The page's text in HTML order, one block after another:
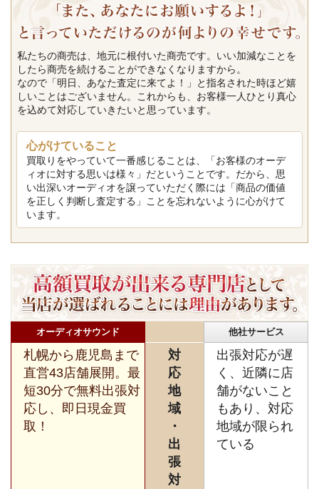
私たちの商売は、地元に根付いた商売です。いい加減なことを
したら商売を続けることができなくなりますから。
なので「明日、あなた査定に来てよ！」と指名された時ほど嬉
しいことはございません。これからも、お客様一人ひとり真心
を込めて対応していきたいと思っています。
心がけていること
買取りをやっていて一番感じることは、「お客様のオーデ
ィオに対する思いは様々」だということです。だから、思
い出深いオーディオを譲っていただく際には「商品の価値
を正しく判断し査定する」ことを忘れないように心がけて
います。
オーディオサウンド 他社サービス
札幌から鹿児島まで
直営43店舗展開。最
短30分で無料出張対
応し、即日現金買
取！
対
応
地
域
・
出
張
対
出張対応が遅
く、近隣に店
舗がないこと
もあり、対応
地域が限られ
ている